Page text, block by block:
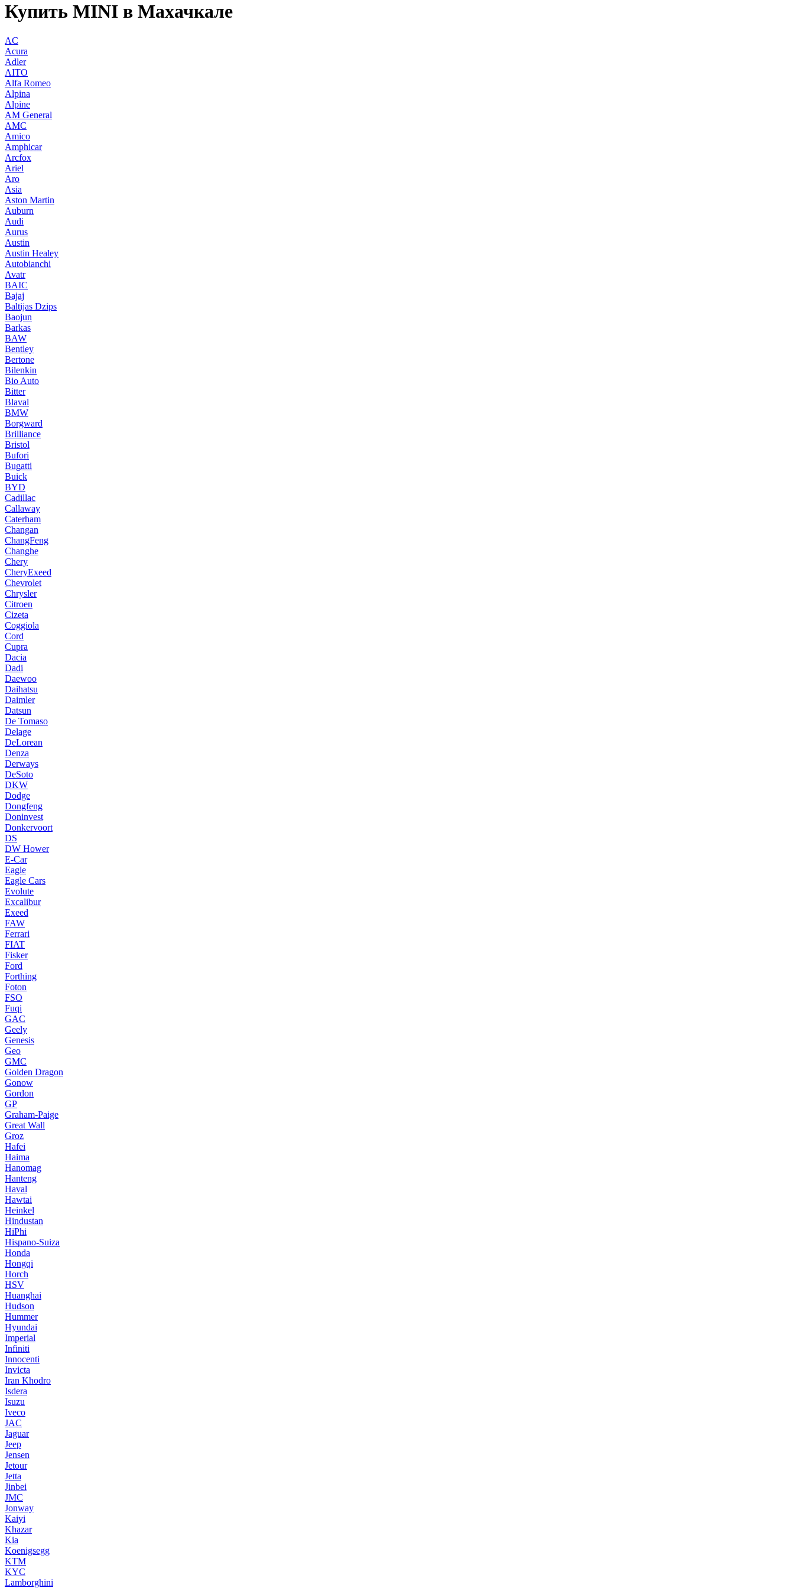
Купить MINI в Махачкале
AC
Acura
Adler
AITO
Alfa Romeo
Alpina
Alpine
AM General
AMC
Amico
Amphicar
Arcfox
Ariel
Aro
Asia
Aston Martin
Auburn
Audi
Aurus
Austin
Austin Healey
Autobianchi
Avatr
BAIC
Bajaj
Baltijas Dzips
Baojun
Barkas
BAW
Bentley
Bertone
Bilenkin
Bio Auto
Bitter
Blaval
BMW
Borgward
Brilliance
Bristol
Bufori
Bugatti
Buick
BYD
Cadillac
Callaway
Caterham
Changan
ChangFeng
Changhe
Chery
CheryExeed
Chevrolet
Chrysler
Citroen
Cizeta
Coggiola
Cord
Cupra
Dacia
Dadi
Daewoo
Daihatsu
Daimler
Datsun
De Tomaso
Delage
DeLorean
Denza
Derways
DeSoto
DKW
Dodge
Dongfeng
Doninvest
Donkervoort
DS
DW Hower
E-Car
Eagle
Eagle Cars
Evolute
Excalibur
Exeed
FAW
Ferrari
FIAT
Fisker
Ford
Forthing
Foton
FSO
Fuqi
GAC
Geely
Genesis
Geo
GMC
Golden Dragon
Gonow
Gordon
GP
Graham-Paige
Great Wall
Groz
Hafei
Haima
Hanomag
Hanteng
Haval
Hawtai
Heinkel
Hindustan
HiPhi
Hispano-Suiza
Honda
Hongqi
Horch
HSV
Huanghai
Hudson
Hummer
Hyundai
Imperial
Infiniti
Innocenti
Invicta
Iran Khodro
Isdera
Isuzu
Iveco
JAC
Jaguar
Jeep
Jensen
Jetour
Jetta
Jinbei
JMC
Jonway
Kaiyi
Khazar
Kia
Koenigsegg
KTM
KYC
Lamborghini